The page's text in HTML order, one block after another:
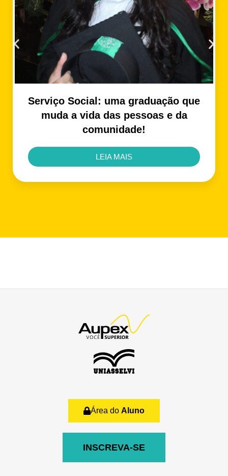
Serviço Social: uma graduação que
muda a vida das pessoas e da
comunidade!
LEIA MAIS
Área do Aluno
INSCREVA-SE